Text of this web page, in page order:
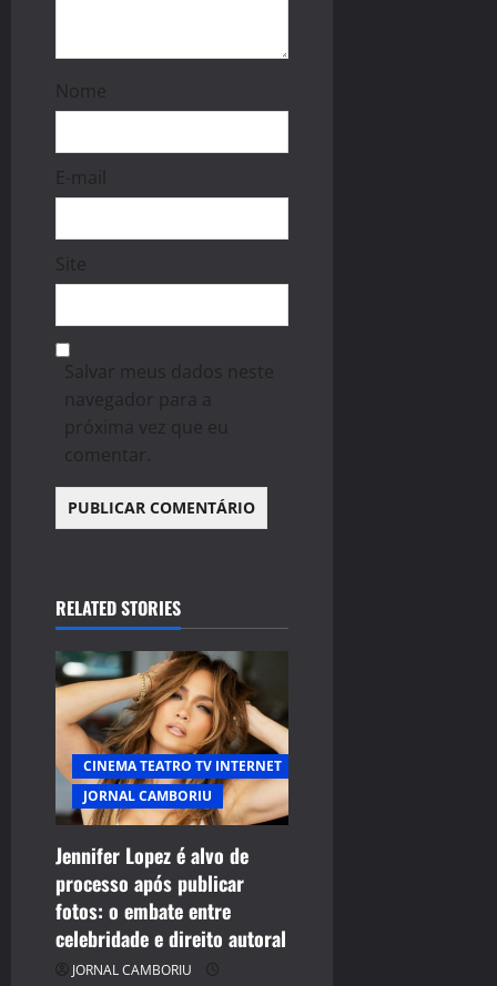
Nome
E-mail
Site
Salvar meus dados neste
navegador para a
próxima vez que eu
comentar.
RELATED STORIES
CINEMA TEATRO TV INTERNET
JORNAL CAMBORIU
Jennifer Lopez é alvo de
processo após publicar
fotos: o embate entre
celebridade e direito autoral
JORNAL CAMBORIU
CELEBRIDADES
CINEMA TEATRO TV INTERNET
ENTRETENIMENTO
JORNAL CAMBORIU